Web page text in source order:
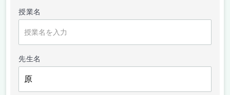
授業名
先生名